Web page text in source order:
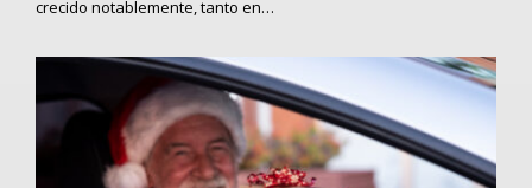
crecido notablemente, tanto en…